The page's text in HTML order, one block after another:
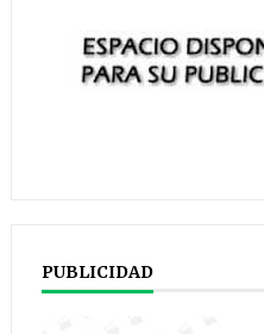
PUBLICIDAD